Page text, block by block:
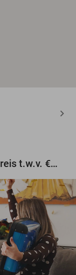
Maak gratis kans op een droomreis t.w.v. €3.000!